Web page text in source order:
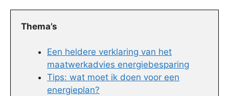
Thema’s
Een heldere verklaring van het
maatwerkadvies energiebesparing
Tips: wat moet ik doen voor een
energieplan?